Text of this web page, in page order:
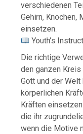
verschiedenen
Gehirn, Knochen,
einsetzen.
Youth’s
Die richtige
den ganzen
Gott und der
körperlichen
Kräften
die ihr
wenn die Motive